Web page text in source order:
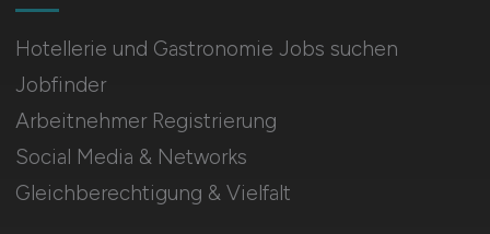
Hotellerie und Gastronomie Jobs suchen
Jobfinder
Arbeitnehmer Registrierung
Social Media & Networks
Gleichberechtigung & Vielfalt